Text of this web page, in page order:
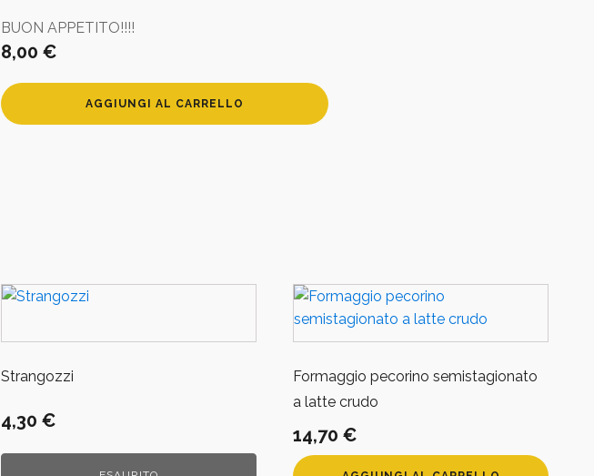
BUON APPETITO!!!!
8,00 €
Formaggio
misto
AGGIUNGI AL CARRELLO
Strangozzi
4,30 €
Formaggio pecorino semistagionato
a latte crudo
14,70 €